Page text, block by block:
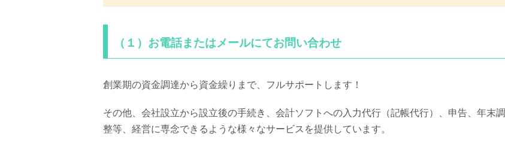
（１）お電話またはメールにてお問い合わせ
創業期の資金調達から資金繰りまで、フルサポートします！
その他、会社設立から設立後の手続き、会計ソフトへの入力代行（記帳代行）、申告、年末調
整等、経営に専念できるような様々なサービスを提供しています。